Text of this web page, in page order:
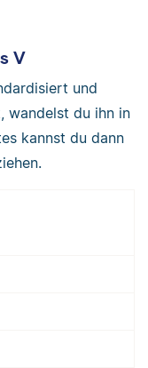
V
und
wandelst du ihn in
kannst du dann